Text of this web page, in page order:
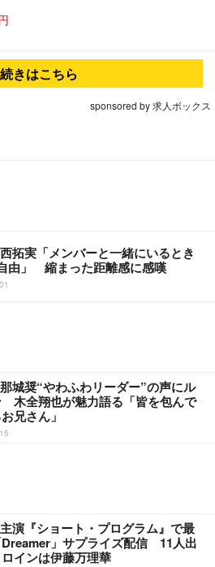
続きはこちら
sponsored by 求人ボックス
拓実「メンバーと一緒にいるとき
由」 縮まった距離感に感嘆
城奨“やわふわリーダー”の声にル
木全翔也が魅力語る「皆を包んで
兄さん」
演『ショート・プログラム』で最
」サプライズ配信 11人出
インは伊藤万理華